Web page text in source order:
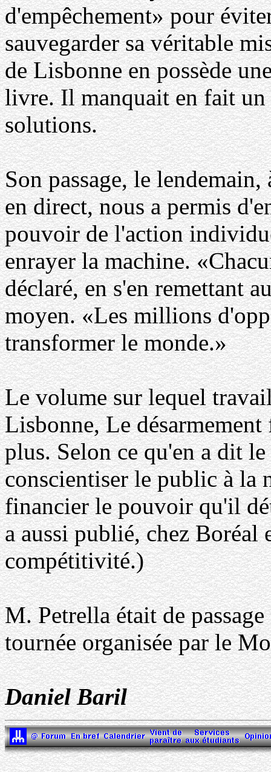
d'empêchement» pour
sauvegarder sa véritable
de Lisbonne en possède
livre. Il manquait en fait un
solutions.
Son passage, le
en direct, nous a permis
pouvoir de l'action
enrayer la machine.
déclaré, en s'en remettant
moyen. «Les millions
transformer le monde.»
Le volume sur lequel
Lisbonne, Le
plus. Selon ce qu'en a dit
conscientiser le public à la
financier le pouvoir qu'il
a aussi publié, chez
compétitivité.)
M. Petrella était de
tournée organisée par le
Daniel Baril